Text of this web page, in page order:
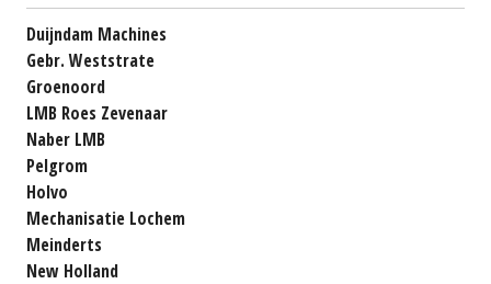
Duijndam Machines
Gebr. Weststrate
Groenoord
LMB Roes Zevenaar
Naber LMB
Pelgrom
Holvo
Mechanisatie Lochem
Meinderts
New Holland